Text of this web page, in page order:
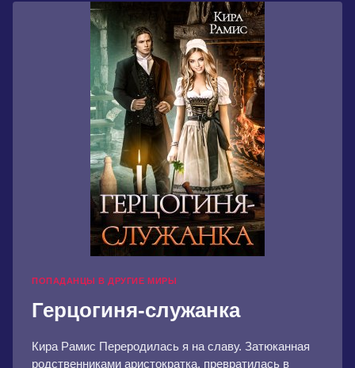
ПОПАДАНЦЫ В ДРУГИЕ МИРЫ
Герцогиня-служанка
Кира Рамис Переродилась я на славу. Затюканная
родственниками аристократка, превратилась в